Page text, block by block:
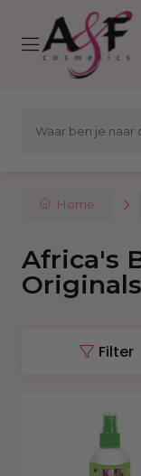
Home
Africa's
Originals
Filter